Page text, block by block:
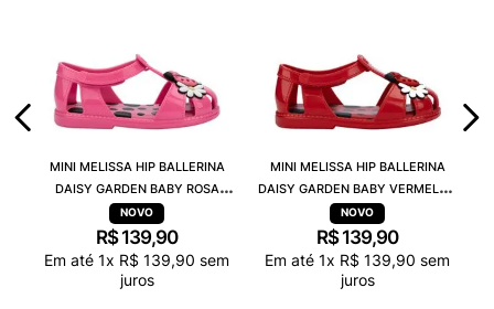
MINI MELISSA HIP BALLERINA
DAISY GARDEN BABY ROSA
PRETO 38115
R$ 139,90
Em até 1x R$ 139,90 sem
juros
MINI MELISSA HIP BALLERINA
DAISY GARDEN BABY VERMELHO
PRETO 38115
R$ 139,90
Em até 1x R$ 139,90 sem
juros